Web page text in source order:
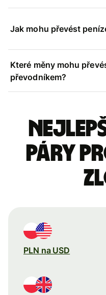
Jak mohu převést
Které měny mohu
převodníkem?
páry
PLN na USD